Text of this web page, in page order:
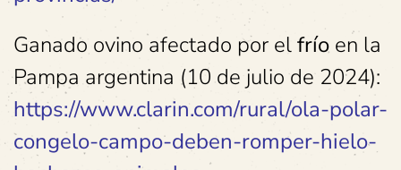
Ganado ovino afectado por elfrío en la
Pampa argentina (10 de julio de 2024):
https://www.clarin.com/rural/ola-polar-
congelo-campo-deben-romper-hielo-